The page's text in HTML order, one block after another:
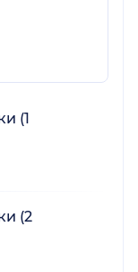
(1
(2